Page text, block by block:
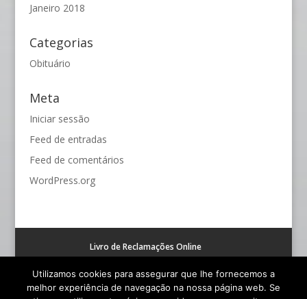
Janeiro 2018
Categorias
Obituário
Meta
Iniciar sessão
Feed de entradas
Feed de comentários
WordPress.org
Livro de Reclamações Online
Utilizamos cookies para assegurar que lhe fornecemos a
melhor experiência de navegação na nossa página web. Se